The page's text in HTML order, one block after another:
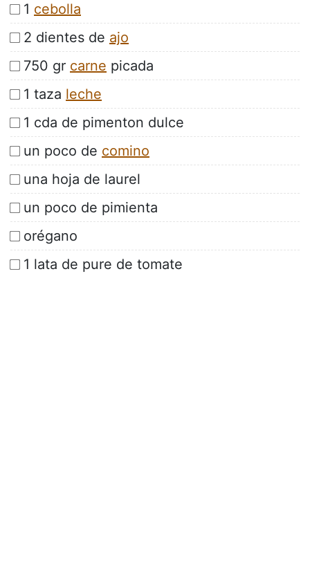
1 cebolla
2 dientes de ajo
750 gr carne picada
1 taza leche
1 cda de pimenton dulce
un poco de comino
una hoja de laurel
un poco de pimienta
orégano
1 lata de pure de tomate